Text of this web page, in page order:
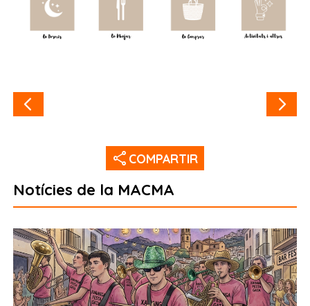
share COMPARTIR
Notícies de la MACMA